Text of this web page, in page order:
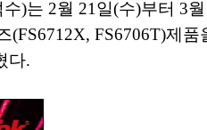
)는 2월 21일(수)부터 3
FS6706T)제품
다.